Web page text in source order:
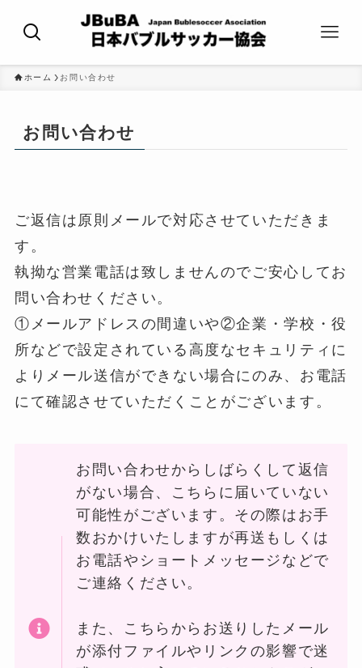
ホーム お問い合わせ
お問い合わせ
ご返信は原則メールで対応させていただきま
す。
執拗な営業電話は致しませんのでご安心してお
問い合わせください。
①メールアドレスの間違いや②企業・学校・役
所などで設定されている高度なセキュリティに
よりメール送信ができない場合にのみ、お電話
にて確認させていただくことがございます。
お問い合わせからしばらくして返信
がない場合、こちらに届いていない
可能性がございます。その際はお手
数おかけいたしますが再送もしくは
お電話やショートメッセージなどで
ご連絡ください。
また、こちらからお送りしたメール
が添付ファイルやリンクの影響で迷